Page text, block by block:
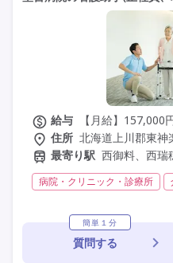
給与
【月給】157,000
住所 北海道上川郡東神
最寄り駅 西御料、西瑞
病院・クリニック・診療所
夜勤専従 残業
非常勤 社会保険完備
簡単１分
質問する